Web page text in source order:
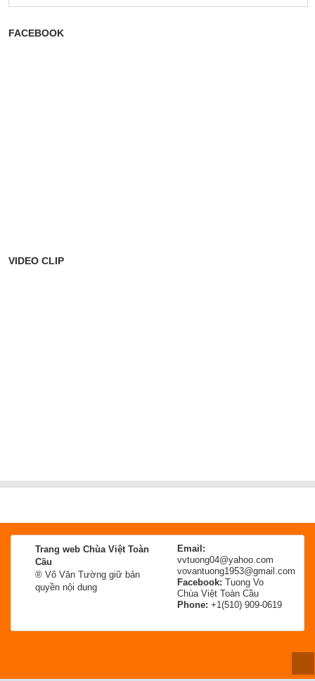
FACEBOOK
VIDEO CLIP
Trang web Chùa Việt Toàn
Cầu
® Võ Văn Tường giữ bản
quyền nội dung
Email:
vvtuong04@yahoo.com
vovantuong1953@gmail.com
Facebook: Tuong Vo
Chùa Việt Toàn Cầu
Phone: +1(510) 909-0619